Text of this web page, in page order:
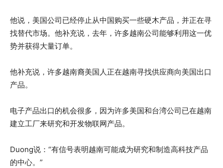
他说，美国公司已经停止从中国购买一些硬木产品，并正在寻
找替代市场。他补充说，去年，许多越南公司能够利用这一优
势并获得大量订单。
他补充说，许多越南裔美国人正在越南寻找供应商向美国出口
产品。
电子产品出口的机会很多，因为许多美国和台湾公司已在越南
建立工厂来研究和开发物联网产品。
Duong说：“有信号表明越南可能成为研究和制造高科技产品
的中心。”